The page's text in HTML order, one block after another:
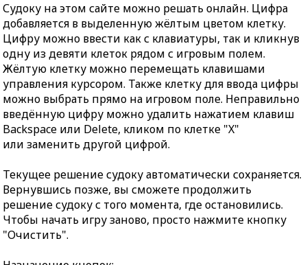
Судоку на этом сайте можно решать онлайн. Цифра
добавляется в выделенную жёлтым цветом клетку.
Цифру можно ввести как с клавиатуры, так и кликнув
одну из девяти клеток рядом с игровым полем.
Жёлтую клетку можно перемещать клавишами
управления курсором. Также клетку для ввода цифры
можно выбрать прямо на игровом поле. Неправильно
введённую цифру можно удалить нажатием клавиш
Backspace или Delete, кликом по клетке "X"
или заменить другой цифрой.
Текущее решение судоку автоматически сохраняется.
Вернувшись позже, вы сможете продолжить
решение судоку с того момента, где остановились.
Чтобы начать игру заново, просто нажмите кнопку
"Очистить".